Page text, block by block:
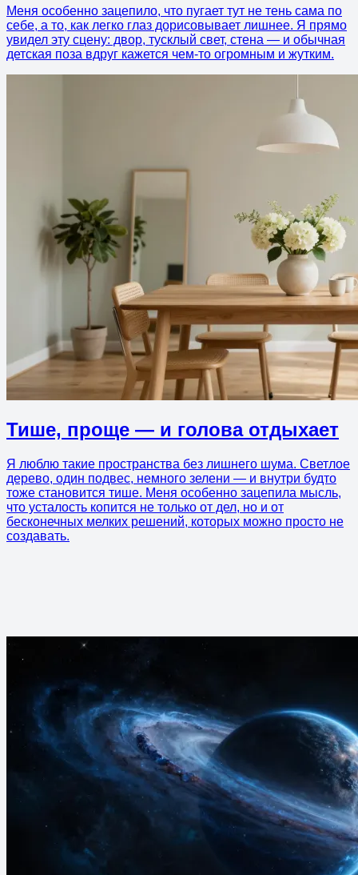
Меня особенно зацепило, что пугает тут не тень сама по
себе, а то, как легко глаз дорисовывает лишнее. Я прямо
увидел эту сцену: двор, тусклый свет, стена — и обычная
детская поза вдруг кажется чем-то огромным и жутким.
Тише, проще — и голова отдыхает
Я люблю такие пространства без лишнего шума. Светлое
дерево, один подвес, немного зелени — и внутри будто
тоже становится тише. Меня особенно зацепила мысль,
что усталость копится не только от дел, но и от
бесконечных мелких решений, которых можно просто не
создавать.